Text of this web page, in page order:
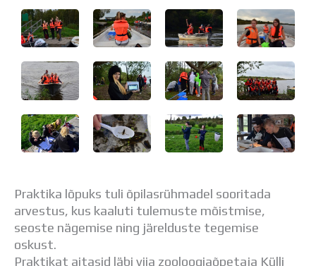
Meie kool
Dokumendid
Uudised
Lapsevanemale
Vilistlastele
Toitlustamine
Õpilasesindus
Kontaktid
Praktika lõpuks tuli õpilasrühmadel sooritada
arvestus, kus kaaluti tulemuste mõistmise,
seoste nägemise ning järelduste tegemise
oskust.
Praktikat aitasid läbi viia zooloogiaõpetaja Külli